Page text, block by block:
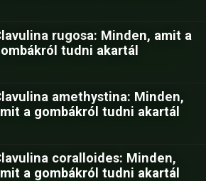
rugosa: Minden, amit a
tudni akartál
amethystina: Minden,
a gombákról tudni akartál
coralloides: Minden,
a gombákról tudni akartál